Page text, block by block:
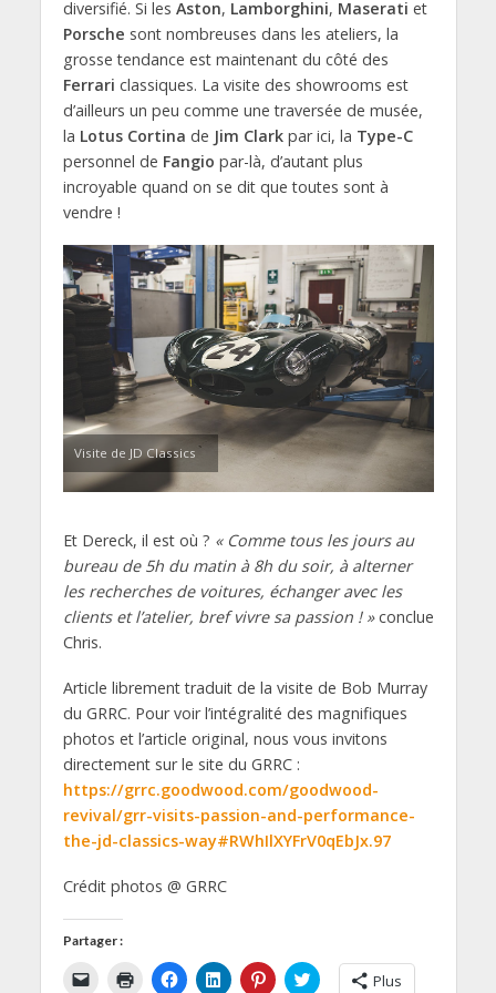
diversifié. Si les Aston, Lamborghini, Maserati et
Porsche sont nombreuses dans les ateliers, la
grosse tendance est maintenant du côté des
Ferrari classiques. La visite des showrooms est
d’ailleurs un peu comme une traversée de musée,
la Lotus Cortina de Jim Clarkpar ici, la Type-C
personnel de Fangio par-là, d’autant plus
incroyable quand on se dit que toutes sont à
vendre !
Visite de JD Classics
Et Dereck, il est où ? « Comme tous les jours au
bureau de 5h du matin à 8h du soir, à alterner
les recherches de voitures, échanger avec les
clients et l’atelier, bref vivre sa passion ! »conclue
Chris.
Article librement traduit de la visite de Bob Murray
du GRRC. Pour voir l’intégralité des magnifiques
photos et l’article original, nous vous invitons
directement sur le site du GRRC :
https://grrc.goodwood.com/goodwood-
revival/grr-visits-passion-and-performance-
the-jd-classics-way#RWhIlXYFrV0qEbJx.97
Crédit photos @ GRRC
Partager :
C C C C Plus